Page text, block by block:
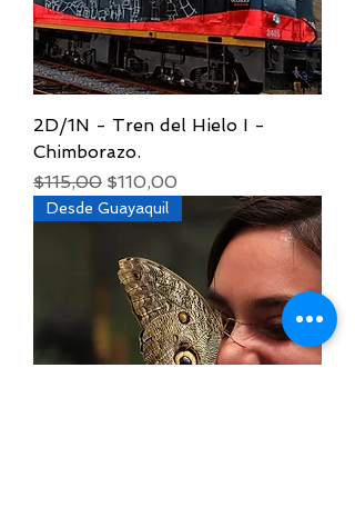
2D/1N - Tren del Hielo I -
Chimborazo.
Precio
$115,00 Precio de oferta
$110,00
Desde Guayaquil